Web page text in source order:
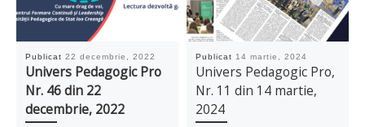
Publicat22 decembrie, 2022
Univers Pedagogic Pro
Nr. 46 din 22
decembrie, 2022
Publicat 14 martie, 2024
Univers Pedagogic Pro,
Nr. 11 din 14 martie,
2024